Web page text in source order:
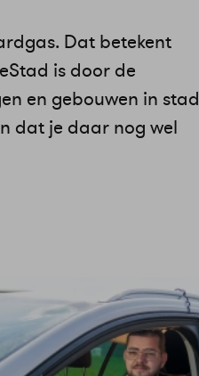
Dat betekent
is door de
en gebouwen in stad
dat je daar nog wel